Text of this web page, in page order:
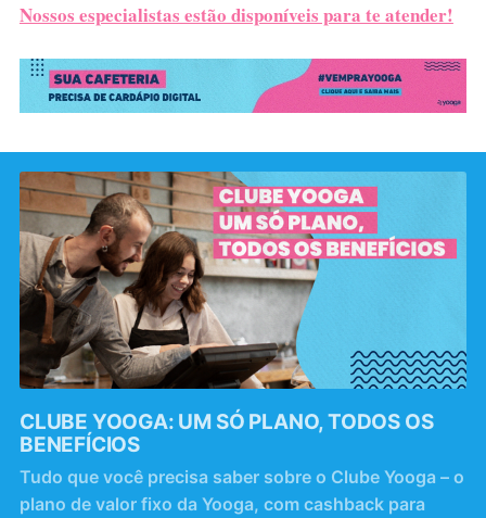
Nossos especialistas estão disponíveis para te atender!
CLUBE YOOGA: UM SÓ PLANO, TODOS OS
BENEFÍCIOS
Tudo que você precisa saber sobre o Clube Yooga – o
plano de valor fixo da Yooga, com cashback para